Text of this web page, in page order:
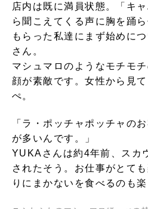
店内は既に満員状態。「キ
ら聞こえてくる声に胸を踊
もらった私達にまず始めに
さん。
マシュマロのようなモチモ
顔が素敵です。女性から見
ぺ。
「ラ・ポッチャポッチャの
が多いんです。」
YUKAさんは約4年前
、スカ
されたそう。お仕事がとて
りにまかないを食べるのも